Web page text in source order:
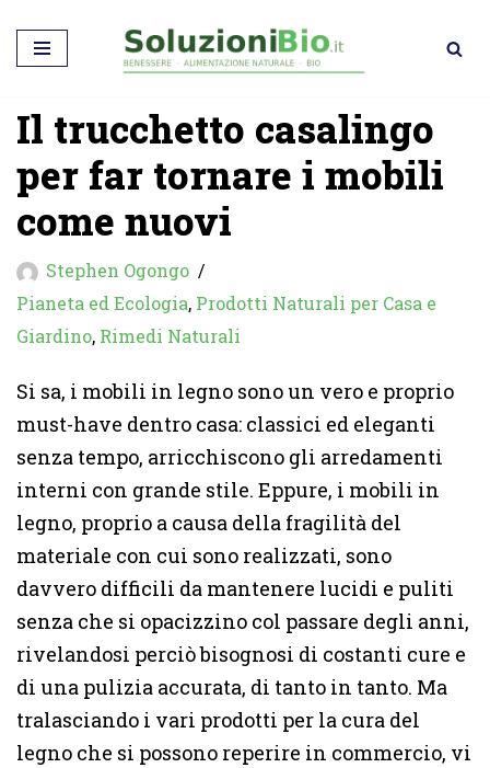
Vai
contenuto
Il trucchetto casalingo
per far tornare i mobili
come nuovi
Stephen Ogongo
Pianeta ed Ecologia, Prodotti Naturali per Casa e
Giardino, Rimedi Naturali
Si sa, i mobili in legno sono un vero e proprio
must-have dentro casa: classici ed eleganti
senza tempo, arricchiscono gli arredamenti
interni con grande stile. Eppure, i mobili in
legno, proprio a causa della fragilità del
materiale con cui sono realizzati, sono
davvero difficili da mantenere lucidi e puliti
senza che si opacizzino col passare degli anni,
rivelandosi perciò bisognosi di costanti cure e
di una pulizia accurata, di tanto in tanto. Ma
tralasciando i vari prodotti per la cura del
legno che si possono reperire in commercio, vi